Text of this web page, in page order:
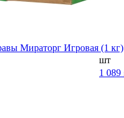
Мираторг Игровая (1 кг)
шт
1 089